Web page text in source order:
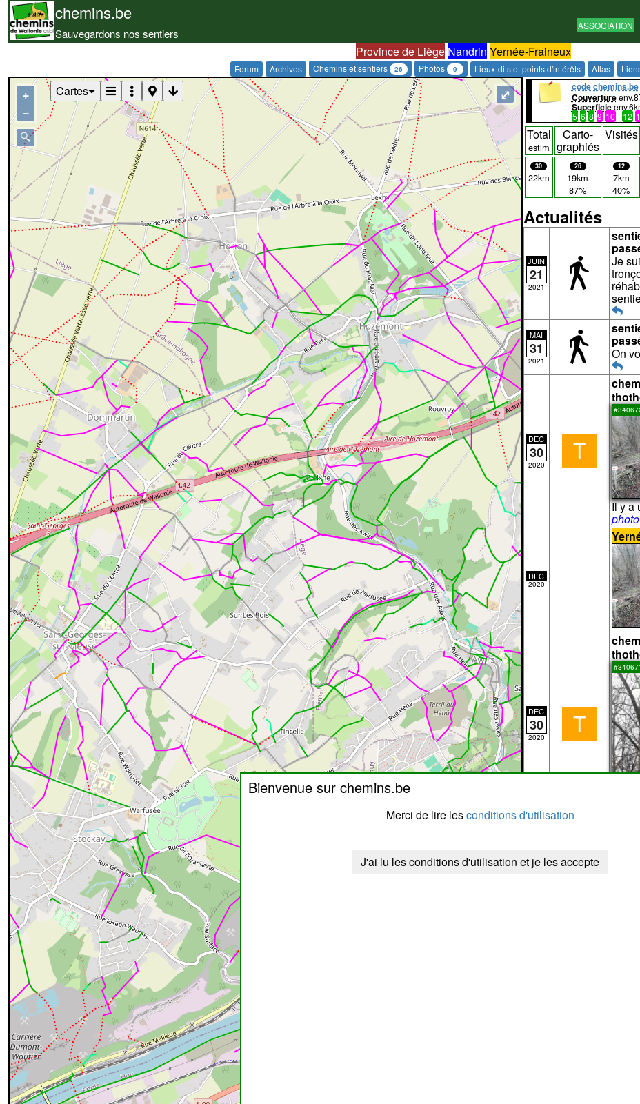
chemins.be
Sauvegardons nos sentiers
ASSOCIATION
Province de Liège Nandrin Yernée-Fraineux
Forum Archives Chemins et sentiers 26 Photos 9 Lieux-dits et points d'intérêts Atlas
Bienvenue sur chemins.be
Merci de lire lesconditions d'utilisation
J'ai lu les conditions d'utilisation et je les accepte
+
−
⤢
Cartes code chemins.be
Couverture
Superficie
5 6 8 9 10 | 12
Total
estim
Carto-
graphiés
Visités
30
22km
26
19km
87%
12
7km
40%
Actualités
JUIN
21
2021
Je
MAI
31
2021
On
DEC
30
2020 T
Il y a
DEC
2020
DEC
30
2020 T